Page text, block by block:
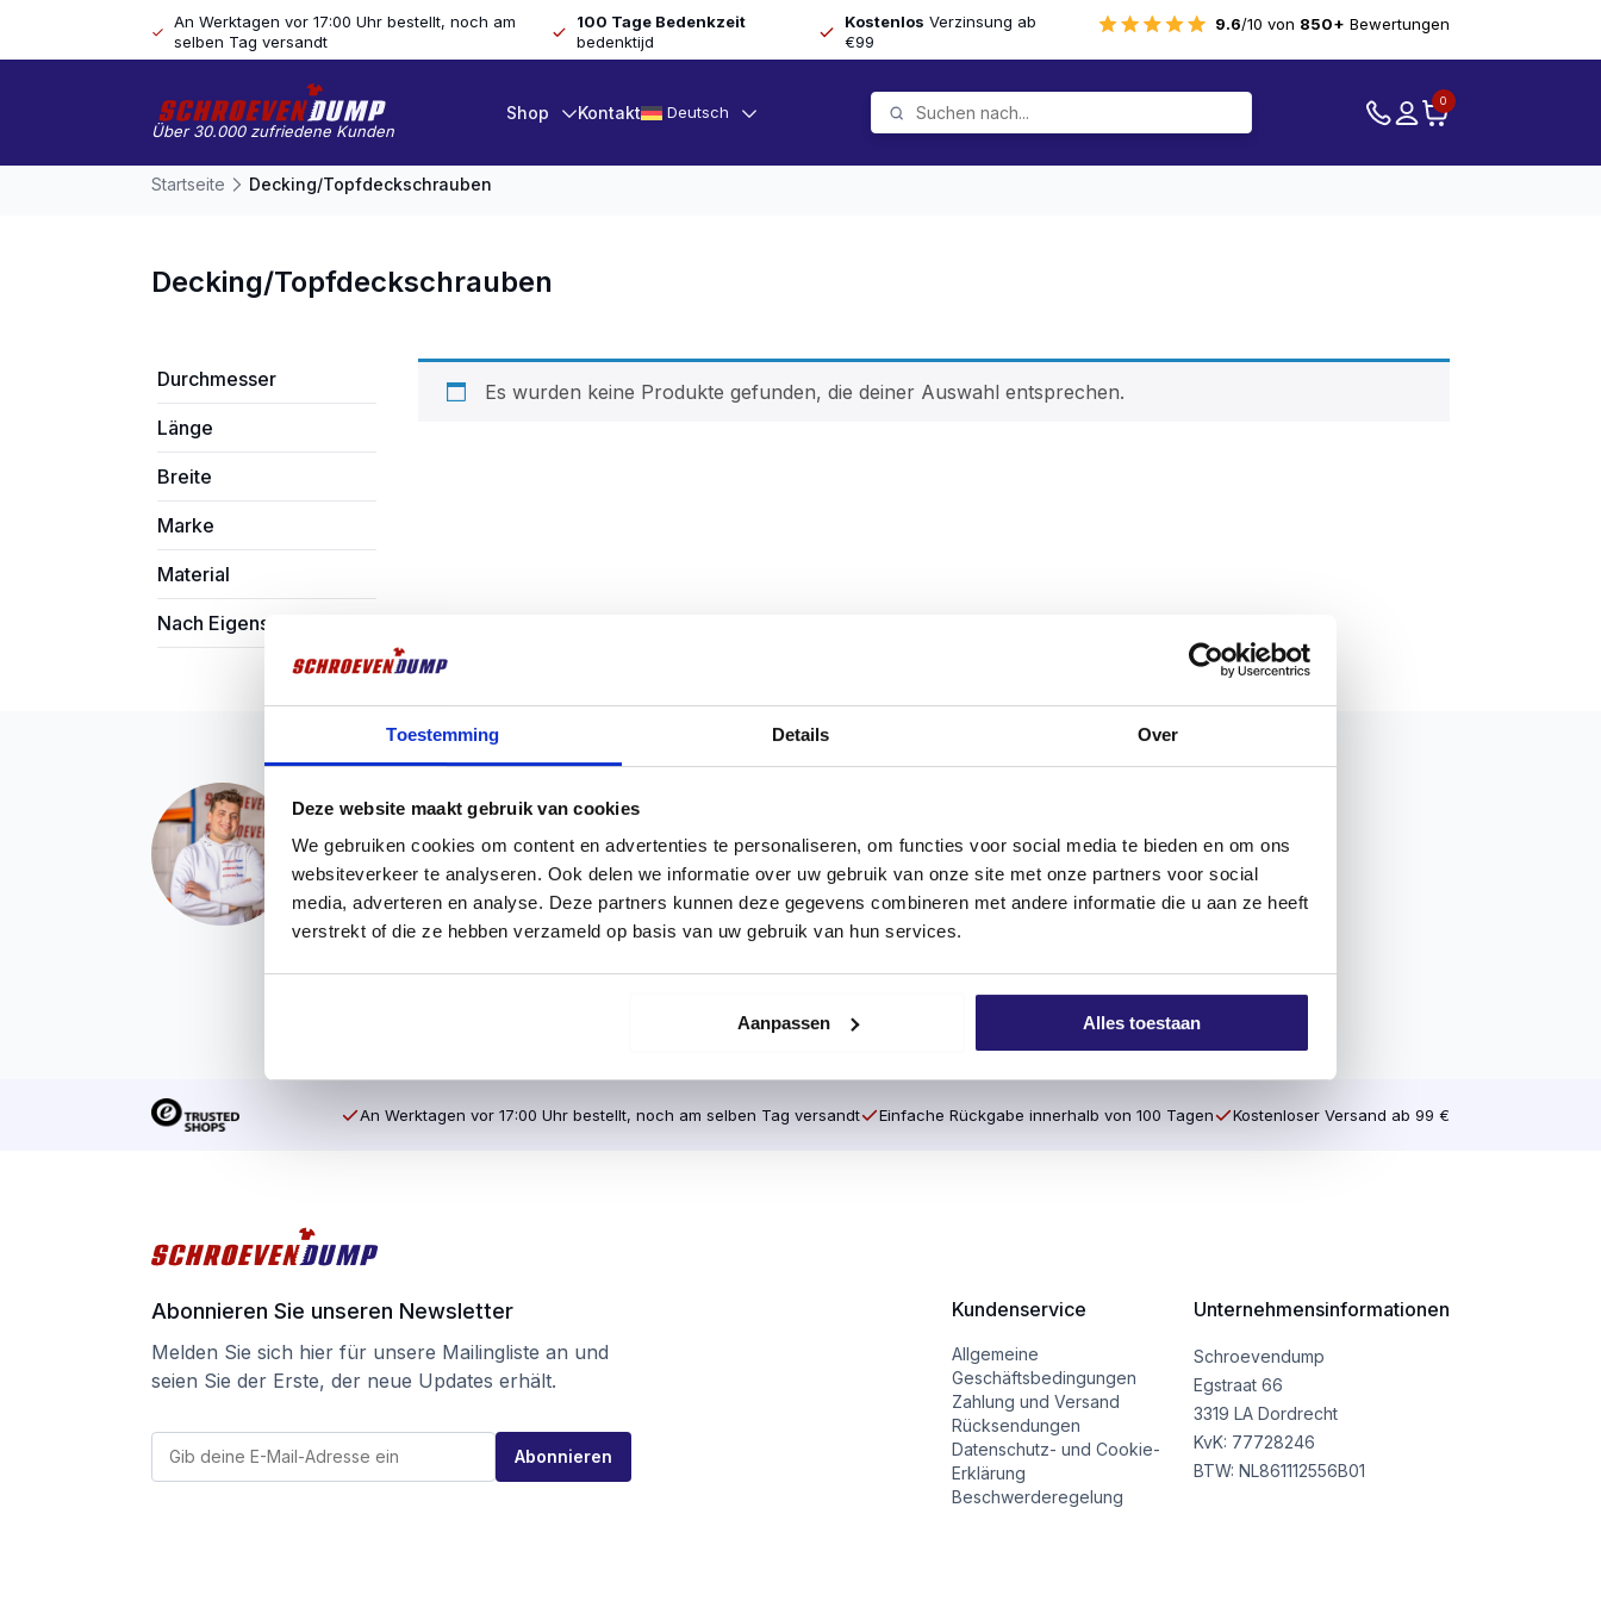
Toestemming Details Over
Deze website maakt gebruik van cookies
We gebruiken cookies om content en advertenties te personaliseren, om functies voor social media te bieden en om ons
websiteverkeer te analyseren. Ook delen we informatie over uw gebruik van onze site met onze partners voor social
media, adverteren en analyse. Deze partners kunnen deze gegevens combineren met andere informatie die u aan ze heeft
verstrekt of die ze hebben verzameld op basis van uw gebruik van hun services.
Aanpassen Alles toestaan
An Werktagen vor 17:00 Uhr bestellt, noch am
selben Tag versandt
100 Tage Bedenkzeit
bedenktijd
Kostenlos Verzinsung ab
€99
9.6/10 von 850+ Bewertungen
Über 30.000 zufriedene Kunden
Shop Kontakt Deutsch
0
Startseite Decking/Topfdeckschrauben
Decking/Topfdeckschrauben
Durchmesser
Länge
Breite
Marke
Material
Nach Eigenschaft filtern
Es wurden keine Produkte gefunden, die deiner Auswahl entsprechen.
Vragen? Wir sind für Sie da!
Haben Sie ein Problem mit dem Verkauf Ihrer Produkte? Oder
möchten Sie mehr Informationen über unsere Produkte erhalten?
Dann nehmen Sie Kontakt mit unseren Experten auf. Sie haben
immer ein offenes Ohr für Ihre Fragen!
An Werktagen vor 17:00 Uhr bestellt, noch am selben Tag versandt Einfache Rückgabe innerhalb von 100 Tagen Kostenloser Versand ab 99 €
Abonnieren Sie unseren Newsletter
Melden Sie sich hier für unsere Mailingliste an und
seien Sie der Erste, der neue Updates erhält.
a
E
M
Abonnieren
Kundenservice
Allgemeine
Geschäftsbedingungen
Zahlung und Versand
Rücksendungen
Datenschutz- und Cookie-
Erklärung
Beschwerderegelung
Unternehmensinformationen
Schroevendump
Egstraat 66
3319 LA Dordrecht
KvK: 77728246
BTW: NL861112556B01